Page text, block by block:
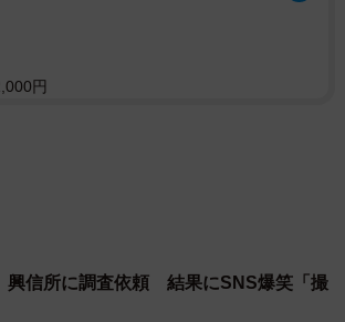
円
興信所に調査依頼 結果にSNS爆笑「撮